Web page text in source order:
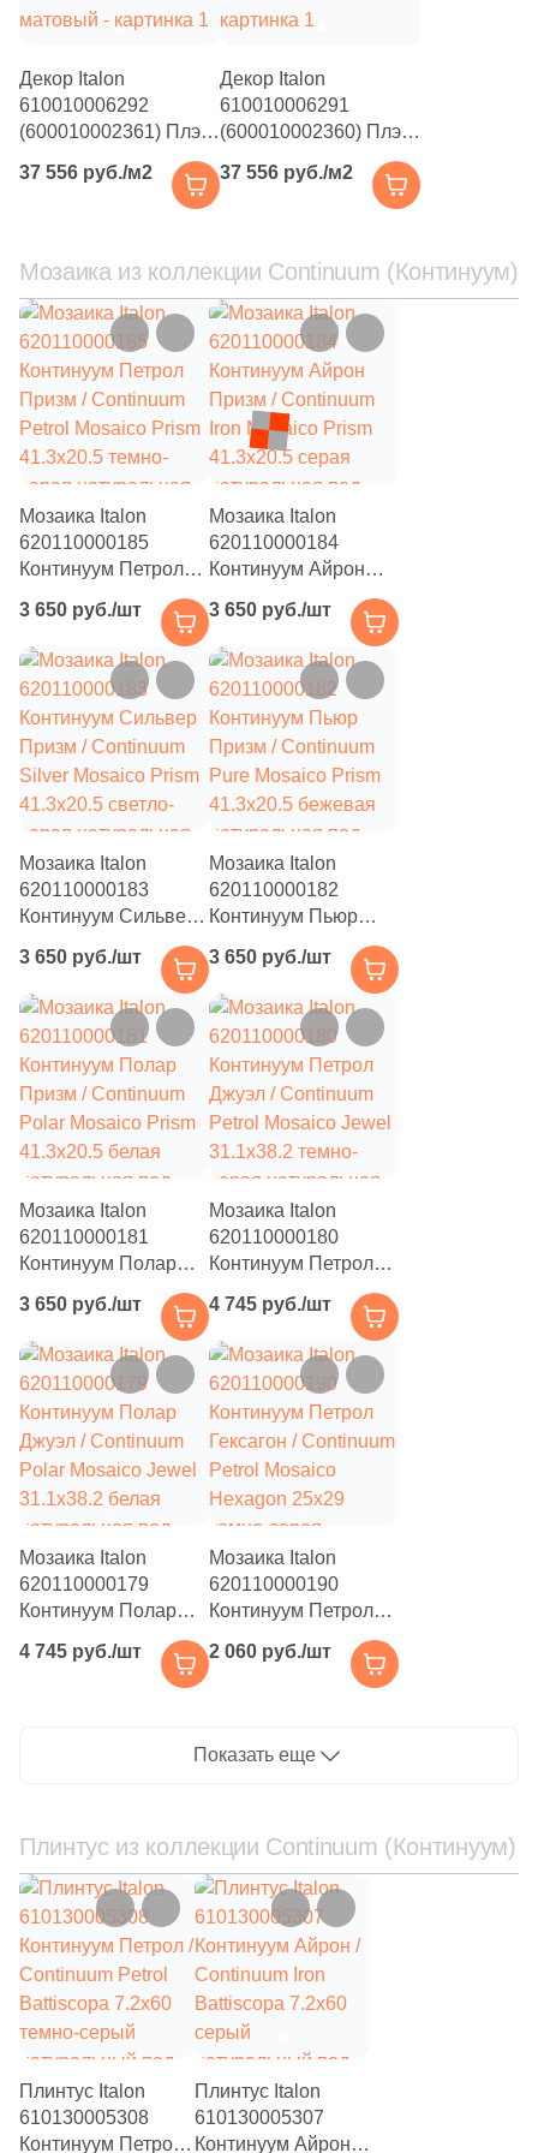
Flaviker (78)
Floor Gres (25)
Florim (26)
Fusure Ceramic (15)
GIGA-Line (44)
Gala (1)
Gardenia Orchidea ( 29)
Gayafores (
Geotiles (142)
Globus Ceramica (10)
Goetan Ceramica ( 9)
Golden State (
Goldis Tile (103)
Gracia Ceramica (100
Granoland (29
Grasaro (75)
Gravita (136)
Gres De Aragon (19
110
Grespania (231)
Gresse ( 42)
Halcon (39)
326
ITT Ceramica ( 79
Ibero (80)
Idalgo (Керамика Будущего) (293)
Imola Ceramica ( )
Impronta (2)
)
Infinity Ceramica (153)
Italica Tiles (46)
Italon (Италон) ( 892 )
Jano Tiles (37)
Janye Slab (21)
KRONOS ( 13 )
Keope ( 71)
Keraben (112)
Декор Italon
610010006292
(600010002361) Плэй
30x30 золотой
37 556 руб./м2
Декор Italon
610010006291
(600010002360) Плэй
Милк / Play Milk 30x30
белый матовый
37 556 руб./м2
Мозаика из коллекции Continuum (Континуум)
Мозаика Italon
620110000185
Континуум Петрол
Призм / Continuum
Petrol Mosaico Prism
41.3x20.5 темно-
серая натуральная
под бетон
3 650 руб./шт
Мозаика Italon
620110000184
Континуум Айрон
Призм / Continuum
Iron Mosaico Prism
41.3x20.5 серая
натуральная под
бетон
3 650 руб./шт
Мозаика Italon
620110000183
Континуум Сильвер
Призм / Continuum
Silver Mosaico Prism
41.3x20.5 светло-
серая натуральная
под бетон
3 650 руб./шт
Мозаика Italon
620110000182
Континуум Пьюр
Призм / Continuum
Pure Mosaico Prism
41.3x20.5 бежевая
натуральная под
бетон
3 650 руб./шт
Мозаика Italon
620110000181
Континуум Полар
Призм / Continuum
Polar Mosaico Prism
41.3x20.5 белая
натуральная под
бетон
3 650 руб./шт
Мозаика Italon
620110000180
Континуум Петрол
Джуэл / Continuum
Petrol Mosaico Jewel
31.1x38.2 темно-
серая натуральная
под бетон
4 745 руб./шт
Мозаика Italon
620110000179
Континуум Полар
Джуэл / Continuum
Polar Mosaico Jewel
4 745 руб./шт
Мозаика Italon
620110000190
Континуум Петрол
Гексагон / Continuum
Petrol Mosaico
2 060 руб./шт
Показать еще
Плинтус из коллекции Continuum (Континуум)
Плинтус Italon
610130005308
Континуум Петрол /
Плинтус Italon
610130005307
Континуум Айрон /